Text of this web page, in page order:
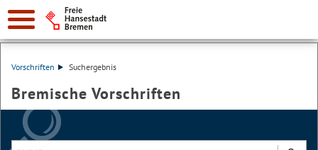
Vorschriften Suchergebnis
Bremische Vorschriften